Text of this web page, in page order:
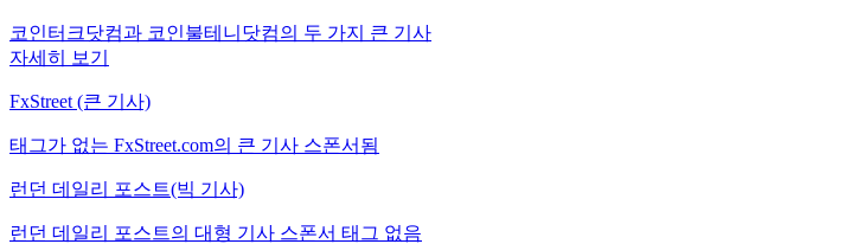
코인터크닷컴과 코인불테니닷컴의 두 가지 큰 기사
자세히 보기
FxStreet (큰 기사)
태그가 없는 FxStreet.com의 큰 기사 스폰서됨
런던 데일리 포스트(빅 기사)
런던 데일리 포스트의 대형 기사 스폰서 태그 없음